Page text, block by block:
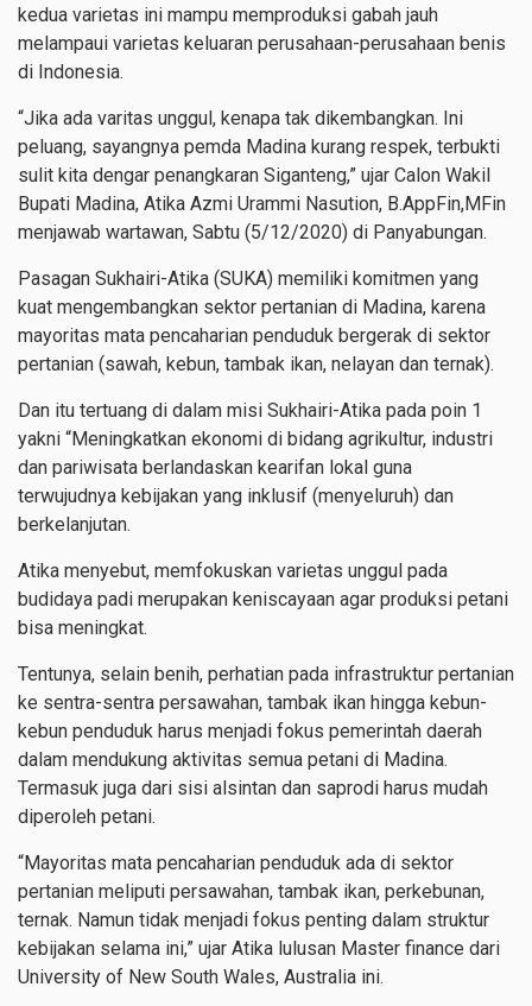
kedua varietas ini mampu memproduksi gabah jauh
melampaui varietas keluaran perusahaan-perusahaan benis
di Indonesia.
“Jika ada varitas unggul, kenapa tak dikembangkan. Ini
peluang, sayangnya pemda Madina kurang respek, terbukti
sulit kita dengar penangkaran Siganteng,” ujar Calon Wakil
Bupati Madina, Atika Azmi Urammi Nasution, B.AppFin,MFin
menjawab wartawan, Sabtu (5/12/2020) di Panyabungan.
Pasagan Sukhairi-Atika (SUKA) memiliki komitmen yang
kuat mengembangkan sektor pertanian di Madina, karena
mayoritas mata pencaharian penduduk bergerak di sektor
pertanian (sawah, kebun, tambak ikan, nelayan dan ternak).
Dan itu tertuang di dalam misi Sukhairi-Atika pada poin 1
yakni “Meningkatkan ekonomi di bidang agrikultur, industri
dan pariwisata berlandaskan kearifan lokal guna
terwujudnya kebijakan yang inklusif (menyeluruh) dan
berkelanjutan.
Atika menyebut, memfokuskan varietas unggul pada
budidaya padi merupakan keniscayaan agar produksi petani
bisa meningkat.
Tentunya, selain benih, perhatian pada infrastruktur pertanian
ke sentra-sentra persawahan, tambak ikan hingga kebun-
kebun penduduk harus menjadi fokus pemerintah daerah
dalam mendukung aktivitas semua petani di Madina.
Termasuk juga dari sisi alsintan dan saprodi harus mudah
diperoleh petani.
“Mayoritas mata pencaharian penduduk ada di sektor
pertanian meliputi persawahan, tambak ikan, perkebunan,
ternak. Namun tidak menjadi fokus penting dalam struktur
kebijakan selama ini,” ujar Atika lulusan Master finance dari
University of New South Wales, Australia ini.